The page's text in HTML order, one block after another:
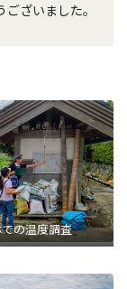
ざいました。
の温度調査